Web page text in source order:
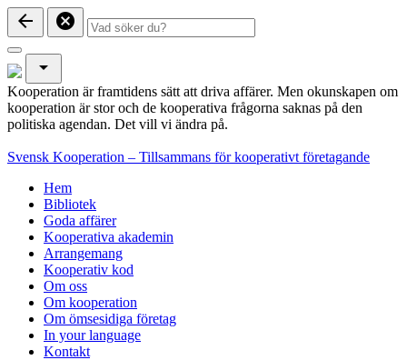
arrow_back cancel
arrow_drop_down
Kooperation är framtidens sätt att driva affärer. Men okunskapen om
kooperation är stor och de kooperativa frågorna saknas på den
politiska agendan. Det vill vi ändra på.
Svensk Kooperation – Tillsammans för kooperativt företagande
Hem
Bibliotek
Goda affärer
Kooperativa akademin
Arrangemang
Kooperativ kod
Om oss
Om kooperation
Om ömsesidiga företag
In your language
Kontakt